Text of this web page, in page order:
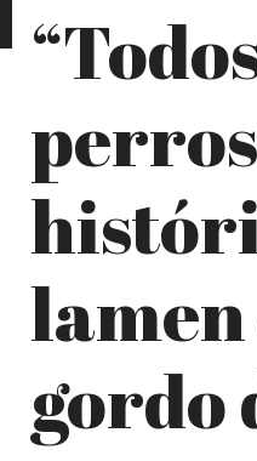
perros
lamen
gordo